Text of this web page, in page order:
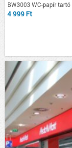
BW3003 WC-papír
4 999 Ft